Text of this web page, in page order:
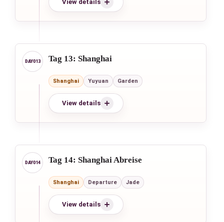
View details
Tag 13: Shanghai
Shanghai Yuyuan Garden
View details
Tag 14: Shanghai Abreise
Shanghai Departure Jade
View details